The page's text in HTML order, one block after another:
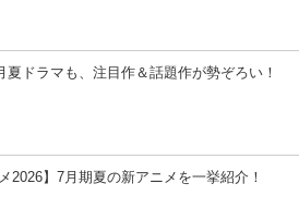
夏ドラマも、注目作＆話題作が勢ぞろい！
2026】7月期夏の新アニメを一挙紹介！